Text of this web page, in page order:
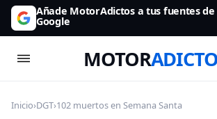
Añade MotorAdictos a tus fuentes de
Google
MOTOR
Inicio›DGT›102 muertos en Semana Santa